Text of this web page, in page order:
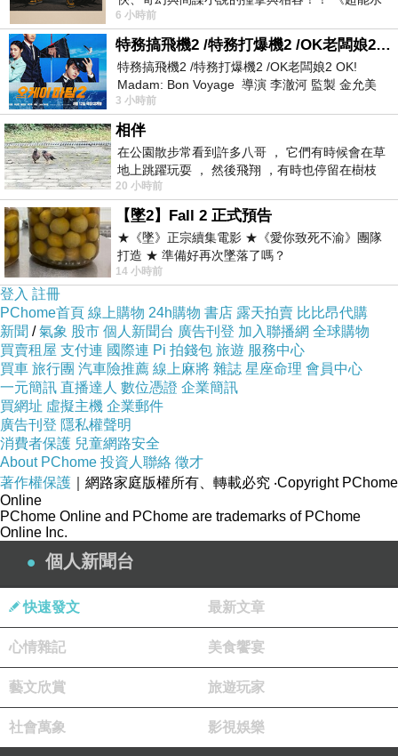
當日非假日下，店家仍有些許人潮。
▼▼▼
店家乾淨整齊依舊，這也是台灣店家少有的難得
印象。
▼▼▼
滸》系列第四部變幻登場
6 小時前
特務搞飛機2 /特務打爆機2 /OK老闆娘2 OK! Madam: Bon Voyage
特務搞飛機2 /特務打爆機2 /OK老闆娘2 OK!
Madam: Bon Voyage 導演 李澈河 監製 金允美
劇本 申鉉成 主演 嚴正化 朴誠雄
3 小時前
相伴
在公園散步常看到許多八哥 ， 它們有時候會在草
地上跳躍玩耍 ， 然後飛翔 ，有時也停留在樹枝
上，它們身軀是咖啡色的，鳥喙是黃色
20 小時前
【墜2】Fall 2 正式預告
★《墜》正宗續集電影 ★《愛你致死不渝》團隊
打造 ★ 準備好再次墜落了嗎？
14 小時前
登入 註冊
PChome首頁 線上購物 24h購物 書店 露天拍賣 比比昂代購
新聞 /氣象 股市 個人新聞台 廣告刊登 加入聯播網 全球購物
買賣租屋 支付連 國際連 Pi 拍錢包 旅遊 服務中心
買車 旅行團 汽車險推薦 線上麻將 雜誌 星座命理 會員中心
一元簡訊 直播達人 數位憑證 企業簡訊
買網址 虛擬主機 企業郵件
廣告刊登 隱私權聲明
消費者保護 兒童網路安全
About PChome 投資人聯絡 徵才
著作權保護 ｜網路家庭版權所有、轉載必究 ‧Copyright PChome
Online
PChome Online and PChome are trademarks of PChome
Online Inc.
個人新聞台
快速發文 最新文章
心情雜記 美食饗宴
藝文欣賞 旅遊玩家
社會萬象 影視娛樂